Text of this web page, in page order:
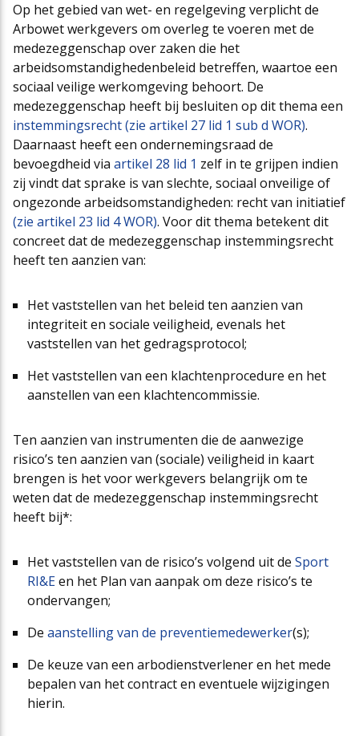
Op het gebied van wet- en regelgeving verplicht de
Arbowet werkgevers om overleg te voeren met de
medezeggenschap over zaken die het
arbeidsomstandighedenbeleid betreffen, waartoe een
sociaal veilige werkomgeving behoort. De
medezeggenschap heeft bij besluiten op dit thema een
instemmingsrecht (zie artikel 27 lid 1 sub d WOR).
Daarnaast heeft een ondernemingsraad de
bevoegdheid via artikel 28 lid 1 zelf in te grijpen indien
zij vindt dat sprake is van slechte, sociaal onveilige of
ongezonde arbeidsomstandigheden: recht van initiatief
(zie artikel 23 lid 4 WOR). Voor dit thema betekent dit
concreet dat de medezeggenschap instemmingsrecht
heeft ten aanzien van:
Het vaststellen van het beleid ten aanzien van
integriteit en sociale veiligheid, evenals het
vaststellen van het gedragsprotocol;
Het vaststellen van een klachtenprocedure en het
aanstellen van een klachtencommissie.
Ten aanzien van instrumenten die de aanwezige
risico’s ten aanzien van (sociale) veiligheid in kaart
brengen is het voor werkgevers belangrijk om te
weten dat de medezeggenschap instemmingsrecht
heeft bij*:
Het vaststellen van de risico’s volgend uit de Sport
RI&Een het Plan van aanpak om deze risico’s te
ondervangen;
De aanstelling van de preventiemedewerker(s);
De keuze van een arbodienstverlener en het mede
bepalen van het contract en eventuele wijzigingen
hierin.